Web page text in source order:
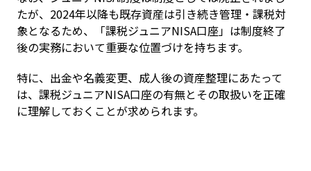
たが、2024年以降も既存資産は引き続き管理・課税対
象となるため、「課税ジュニアNISA口座」は制度終了
後の実務において重要な位置づけを持ちます。
特に、出金や名義変更、成人後の資産整理にあたって
は、課税ジュニアNISA口座の有無とその取扱いを正確
に理解しておくことが求められます。